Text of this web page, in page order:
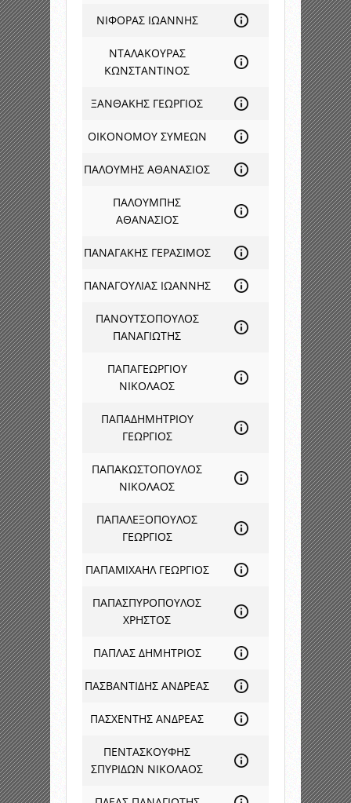
ΝΙΦΟΡΑΣ ΙΩΑΝΝΗΣ
ΝΤΑΛΑΚΟΥΡΑΣ
ΚΩΝΣΤΑΝΤΙΝΟΣ
ΞΑΝΘΑΚΗΣ ΓΕΩΡΓΙΟΣ
ΟΙΚΟΝΟΜΟΥ ΣΥΜΕΩΝ
ΠΑΛΟΥΜΗΣ ΑΘΑΝΑΣΙΟΣ
ΠΑΛΟΥΜΠΗΣ
ΑΘΑΝΑΣΙΟΣ
ΠΑΝΑΓΑΚΗΣ ΓΕΡΑΣΙΜΟΣ
ΠΑΝΑΓΟΥΛΙΑΣ ΙΩΑΝΝΗΣ
ΠΑΝΟΥΤΣΟΠΟΥΛΟΣ
ΠΑΝΑΓΙΩΤΗΣ
ΠΑΠΑΓΕΩΡΓΙΟΥ
ΝΙΚΟΛΑΟΣ
ΠΑΠΑΔΗΜΗΤΡΙΟΥ
ΓΕΩΡΓΙΟΣ
ΠΑΠΑΚΩΣΤΟΠΟΥΛΟΣ
ΝΙΚΟΛΑΟΣ
ΠΑΠΑΛΕΞΟΠΟΥΛΟΣ
ΓΕΩΡΓΙΟΣ
ΠΑΠΑΜΙΧΑΗΛ ΓΕΩΡΓΙΟΣ
ΠΑΠΑΣΠΥΡΟΠΟΥΛΟΣ
ΧΡΗΣΤΟΣ
ΠΑΠΛΑΣ ΔΗΜΗΤΡΙΟΣ
ΠΑΣΒΑΝΤΙΔΗΣ ΑΝΔΡΕΑΣ
ΠΑΣΧΕΝΤΗΣ ΑΝΔΡΕΑΣ
ΠΕΝΤΑΣΚΟΥΦΗΣ
ΣΠΥΡΙΔΩΝ ΝΙΚΟΛΑΟΣ